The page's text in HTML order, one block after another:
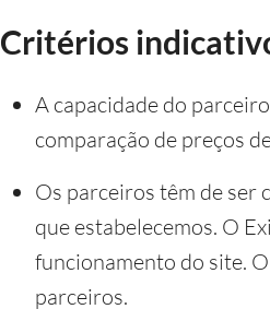
Critérios
A capacidade do
comparação de preços
Os parceiros têm de ser
que estabelecemos. O
funcionamento do site.
parceiros.